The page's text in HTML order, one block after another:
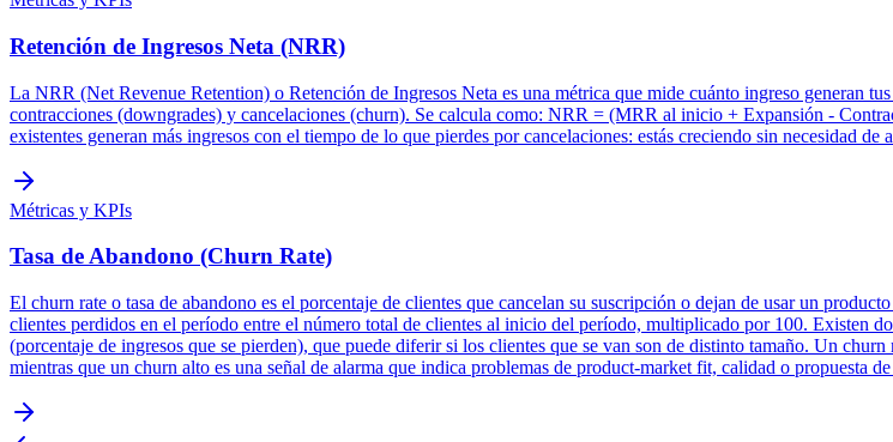
Retención de Ingresos Neta (NRR)
La NRR (Net Revenue Retention) o Retención de Ingresos Neta es una métrica que mide cuánto ingreso generan
contracciones (downgrades) y cancelaciones (churn). Se calcula como: NRR = (MRR al inicio + Expansión -
existentes generan más ingresos con el tiempo de lo que pierdes por cancelaciones: estás creciendo sin necesidad
Métricas y KPIs
Tasa de Abandono (Churn Rate)
El churn rate o tasa de abandono es el porcentaje de clientes que cancelan su suscripción o dejan de usar un
clientes perdidos en el período entre el número total de clientes al inicio del período, multiplicado por 100. Existen
(porcentaje de ingresos que se pierden), que puede diferir si los clientes que se van son de distinto tamaño. Un
mientras que un churn alto es una señal de alarma que indica problemas de product-market fit, calidad o propuesta